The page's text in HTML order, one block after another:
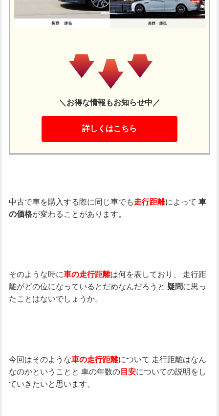
＼お得な情報もお知らせ中／
詳しくはこちら
中古で車を購入する際に同じ車でも走行距離によって 車
の価格が変わることがあります。
そのような時に車の走行距離は何を表しており、
走行距
離がどの位になっているとだめなんだろうと 疑問に思っ
たことはないでしょうか。
今回はそのような車の走行距離について 走行距離はなん
なのかということと 車の年数の目安についての説明をし
ていきたいと思います。